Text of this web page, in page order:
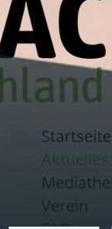
Startseite
Aktuelles
Verein